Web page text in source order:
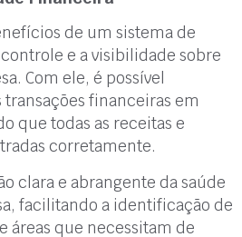
de um sistema de
e a visibilidade sobre
Com ele, é possível
financeiras em
que todas as receitas e
corretamente.
clara e abrangente da saúde
facilitando a identificação de
áreas que necessitam de